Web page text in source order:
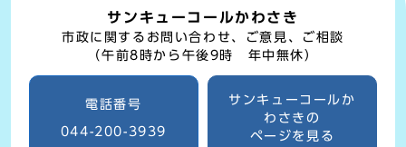
サンキューコールかわさき
市政に関するお問い合わせ、ご意見、ご相談
（午前8時から午後9時 年中無休）
電話番号
044-200-3939
サンキューコールか
わさきの
ページを見る